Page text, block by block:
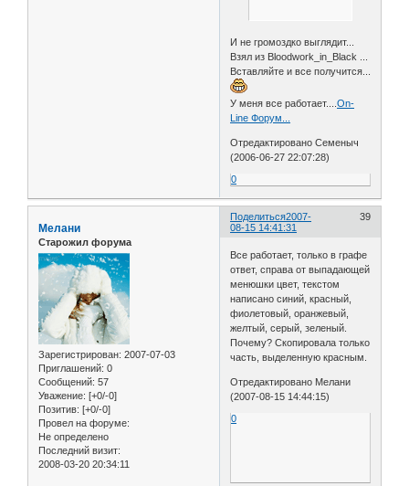
И не громоздко выглядит...
Взял из Bloodwork_in_Black ...
Вставляйте и все получится...
У меня все работает....On-
Line Форум...
Отредактировано Семеныч
(2006-06-27 22:07:28)
0
Поделиться 39
2007-
08-15 14:41:31
Мелани
Старожил форума
Зарегистрирован: 2007-07-03
Приглашений: 0
Сообщений: 57
Уважение: [+0/-0]
Позитив: [+0/-0]
Провел на форуме:
Не определено
Последний визит:
2008-03-20 20:34:11
Все работает, только в графе
ответ, справа от выпадающей
менюшки цвет, текстом
написано синий, красный,
фиолетовый, оранжевый,
желтый, серый, зеленый.
Почему? Скопировала только
часть, выделенную красным.
Отредактировано Мелани
(2007-08-15 14:44:15)
0